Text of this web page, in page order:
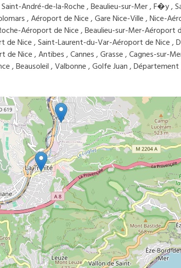
André-de-la-Roche , Beaulieu-sur-Mer , F�y ,
, Aéroport de Nice , Gare Nice-Ville , Nice-
Aéroport de Nice , Beaulieu-sur-Mer-Aéroport
Nice , Saint-Laurent-du-Var-Aéroport de Nice ,
Nice , Antibes , Cannes , Grasse , Cagnes-sur-
, Beausoleil , Valbonne , Golfe Juan , Département